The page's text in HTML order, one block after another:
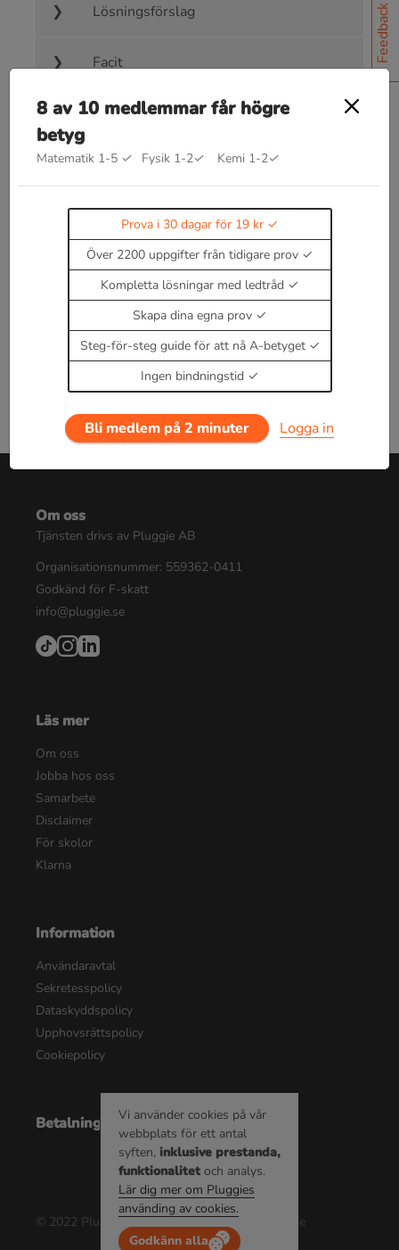
Feedback
Lösningsförslag
Facit
Bra att kunna inom reaktioner och
beräkningar
Kommer snart!
Enbart medlemmar kan kommentera.Prova i 30
dagar för 19 kr.
Logga inellerBli medlem nu
8 av 10 medlemmar får högre
betyg
Matematik 1-5 ✓ Fysik 1-2✓ Kemi 1-2✓
Prova i 30 dagar för 19 kr
Över 2200 uppgifter från tidigare prov
Kompletta lösningar med ledtråd
Skapa dina egna prov
Steg-för-steg guide för att nå A-betyget
Ingen bindningstid
Bli medlem på 2 minuter Logga in
Om oss
Tjänsten drivs av Pluggie AB
Organisationsnummer: 559362-0411
Godkänd för F-skatt
info@pluggie.se
Läs mer
Om oss
Jobba hos oss
Samarbete
Disclaimer
För skolor
Klarna
Information
Användaravtal
Sekretesspolicy
Dataskyddspolicy
Upphovsrättspolicy
Cookiepolicy
Betalningsalternativ
© 2022 Pluggie AB | Alla rättigheter reserverade
Vi använder cookies på vår
webbplats för ett antal
syften, inklusive prestanda,
funktionalitet och analys.
Lär dig mer om Pluggies
använding av cookies.
Godkänn alla